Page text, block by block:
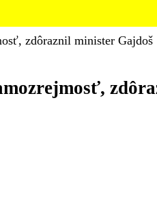
zdôraznil minister Gajdoš